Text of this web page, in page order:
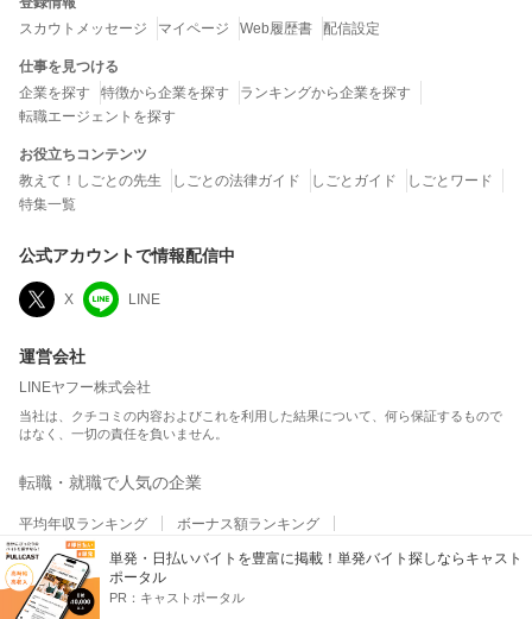
単発・日払いバイトを豊富に掲載！単発バイト探しならキャスト
ポータル
PR： キャストポータル
スカウトメッセージ
マイページ Web履歴書 配信設定
仕事を見つける
企業を探す
特徴から企業を探す
ランキングから企業を探す
転職エージェントを探す
お役立ちコンテンツ
教えて！しごとの先生
しごとの法律ガイド しごとガイド
しごとワード
特集一覧
公式アカウントで情報配信中
X LINE
運営会社
LINEヤフー株式会社
当社は、クチコミの内容およびこれを利用した結果について、何ら保証するもので
はなく、一切の責任を負いません。
転職・就職で人気の企業
平均年収ランキング
ボーナス額ランキング
総合満足度ランキング
ホワイト企業ランキング
ワークライフバランスランキング
平均残業時間ランキング